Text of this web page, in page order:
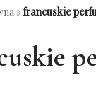
»francuskie